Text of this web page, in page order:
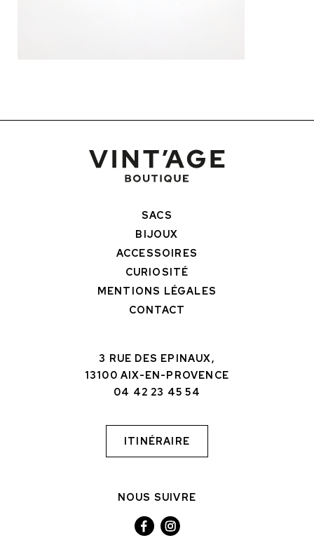
SACS
BIJOUX
ACCESSOIRES
CURIOSITÉ
MENTIONS LÉGALES
CONTACT
3 RUE DES EPINAUX,
13100 AIX-EN-PROVENCE
04 42 23 45 54
ITINÉRAIRE
NOUS SUIVRE